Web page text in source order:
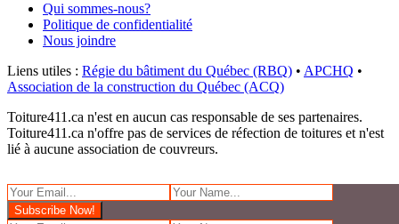
Qui sommes-nous?
Politique de confidentialité
Nous joindre
Liens utiles : Régie du bâtiment du Québec (RBQ) • APCHQ •
Association de la construction du Québec (ACQ)
Toiture411.ca n'est en aucun cas responsable de ses partenaires.
Toiture411.ca n'offre pas de services de réfection de toitures et n'est
lié à aucune association de couvreurs.